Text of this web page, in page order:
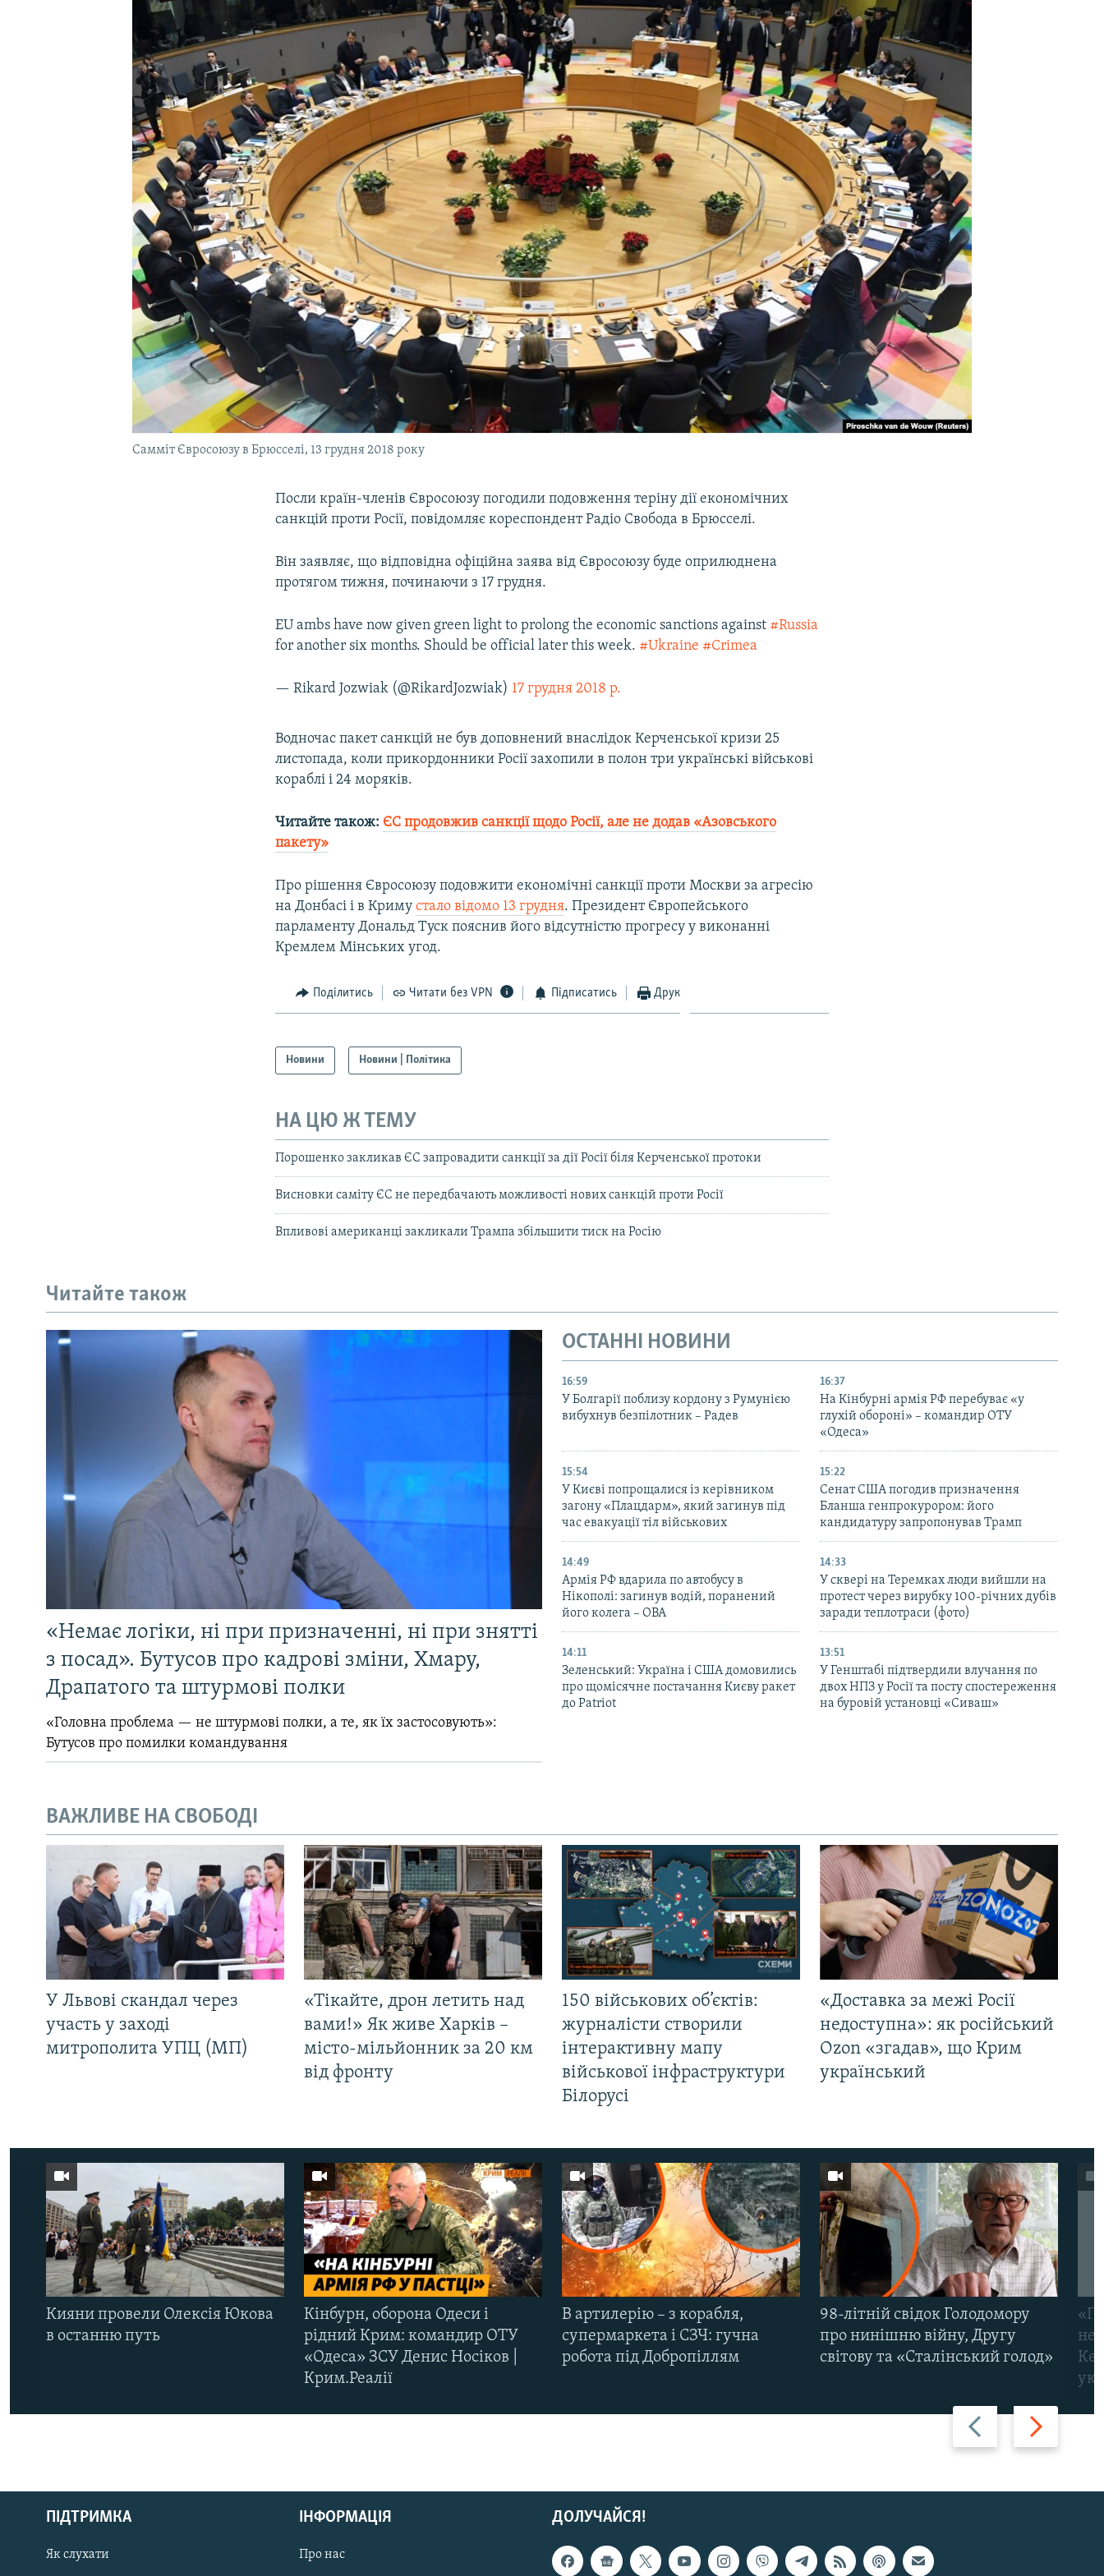
РУС
Самміт Євросоюзу в Брюсселі, 13 грудня 2018 року
Посли країн-членів Євросоюзу погодили подовження теріну дії економічних
санкцій проти Росії, повідомляє кореспондент Радіо Свобода в Брюсселі.
Він заявляє, що відповідна офіційна заява від Євросоюзу буде оприлюднена
протягом тижня, починаючи з 17 грудня.
EU ambs have now given green light to prolong the economic sanctions against #Russia
for another six months. Should be official later this week. #Ukraine #Crimea
— Rikard Jozwiak (@RikardJozwiak) 17 грудня 2018 р.
Водночас пакет санкцій не був доповнений внаслідок Керченської кризи 25
листопада, коли прикордонники Росії захопили в полон три українські військові
кораблі і 24 моряків.
Читайте також: ЄС продовжив санкції щодо Росії, але не додав «Азовського
пакету»​
Про рішення Євросоюзу подовжити економічні санкції проти Москви за агресію
на Донбасі і в Кримустало відомо 13 грудня. Президент Європейського
парламенту Дональд Туск пояснив його відсутністю прогресу у виконанні
Кремлем Мінських угод.
Поділитись Читати без VPN Підписатись Друк
Новини Новини | Політика
НА ЦЮ Ж ТЕМУ
Порошенко закликав ЄС запровадити санкції за дії Росії біля Керченської протоки
Висновки саміту ЄС не передбачають можливості нових санкцій проти Росії
Впливові американці закликали Трампа збільшити тиск на Росію
Читайте також
«Немає логіки, ні при призначенні, ні при знятті
з посад». Бутусов про кадрові зміни, Хмару,
Драпатого та штурмові полки
«Головна проблема — не штурмові полки, а те, як їх застосовують»:
Бутусов про помилки командування
ОСТАННІ НОВИНИ
16:59
У Болгарії поблизу кордону з Румунією
вибухнув безпілотник – Радев
16:37
На Кінбурні армія РФ перебуває «у
глухій обороні» – командир ОТУ
«Одеса»
15:54
У Києві попрощалися із керівником
загону «Плацдарм», який загинув під
час евакуації тіл військових
15:22
Сенат США погодив призначення
Бланша генпрокурором: його
кандидатуру запропонував Трамп
14:49
Армія РФ вдарила по автобусу в
Нікополі: загинув водій, поранений
його колега – ОВА
14:33
У сквері на Теремках люди вийшли на
протест через вирубку 100-річних дубів
заради теплотраси (фото)
14:11
Зеленський: Україна і США домовились
про щомісячне постачання Києву ракет
до Patriot
13:51
У Генштабі підтвердили влучання по
двох НПЗ у Росії та посту спостереження
на буровій установці «Сиваш»
ВАЖЛИВЕ НА СВОБОДІ
У Львові скандал через
участь у заході
митрополита УПЦ (МП)
«Тікайте, дрон летить над
вами!» Як живе Харків –
місто-мільйонник за 20 км
від фронту
150 військових об’єктів:
журналісти створили
інтерактивну мапу
військової інфраструктури
Білорусі
«Доставка за межі Росії
недоступна»: як російський
Ozon «згадав», що Крим
український
Назад Вперед
Кияни провели Олексія Юкова
в останню путь
Кінбурн, оборона Одеси і
рідний Крим: командир ОТУ
«Одеса» ЗСУ Денис Носіков |
Крим.Реалії
В артилерію – з корабля,
супермаркета і СЗЧ: гучна
робота під Добропіллям
98-літній свідок Голодомору
про нинішню війну, Другу
світову та «Сталінський голод»
ДОЛУЧАЙСЯ!
ПІДТРИМКА
Як слухати
ІНФОРМАЦІЯ
Про нас